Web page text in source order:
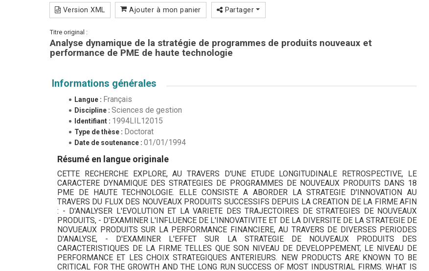
Version XML Ajouter à mon panier Partager
Titre original :
Analyse dynamique de la stratégie de programmes de produits nouveaux et
performance de PME de haute technologie
Informations générales
Langue : Français
Discipline : Sciences de gestion
Identifiant : 1994LIL12015
Type de thèse : Doctorat
Date de soutenance : 01/01/1994
Résumé en langue originale
CETTE RECHERCHE EXPLORE, AU TRAVERS D'UNE ETUDE LONGITUDINALE RETROSPECTIVE, LE
CARACTERE DYNAMIQUE DES STRATEGIES DE PROGRAMMES DE NOUVEAUX PRODUITS DANS 18
PME DE HAUTE TECHNOLOGIE. ELLE CONSISTE A ABORDER LA STRATEGIE D'INNOVATION AU
TRAVERS DU FLUX DES NOUVEAUX PRODUITS SUCCESSIFS DEPUIS LA CREATION DE LA FIRME AFIN
: - D'ANALYSER L'EVOLUTION ET LA VARIETE DES TRAJECTOIRES DE STRATEGIES DE NOUVEAUX
PRODUITS, - D'EXAMINER L'INFLUENCE DE L'INNOVATIVITE ET DE LA DIVERSITE DE LA STRATEGIE DE
NOVUEAUX PRODUITS SUR LA PERFORMANCE FINANCIERE, AU TRAVERS DE DIVERSES PERIODES
D'ANALYSE, - D'EXAMINER L'EFFET SUR LA STRATEGIE DE NOUVEAUX PRODUITS DES
CARACTERISTIQUES DE LA FIRME TELLES QUE SON NIVEAU DE DEVELOPPEMENT, LE NIVEAU DE
PERFORMANCE ET LES CHOIX STRATEGIQUES ANTERIEURS. NEW PRODUCTS ARE KNOWN TO BE
CRITICAL FOR THE GROWTH AND THE LONG RUN SUCCESS OF MOST INDUSTRIAL FIRMS. WHAT IS